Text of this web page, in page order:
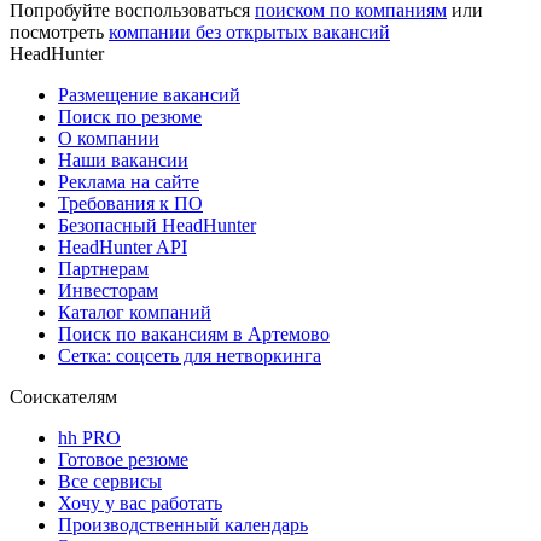
Попробуйте воспользоваться поиском по компаниям или
посмотреть компании без открытых вакансий
HeadHunter
Размещение вакансий
Поиск по резюме
О компании
Наши вакансии
Реклама на сайте
Требования к ПО
Безопасный HeadHunter
HeadHunter API
Партнерам
Инвесторам
Каталог компаний
Поиск по вакансиям в Артемово
Сетка: соцсеть для нетворкинга
Соискателям
hh PRO
Готовое резюме
Все сервисы
Хочу у вас работать
Производственный календарь